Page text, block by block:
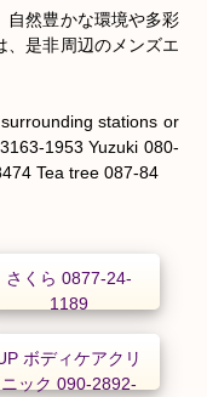
自然豊かな環境や多彩
、是非周辺のメンズエ
stations or
1953 Yuzuki 080-
Tea tree 087-84
さくら 0877-24-
1189
ボディケアクリ
ニック 090-2892-